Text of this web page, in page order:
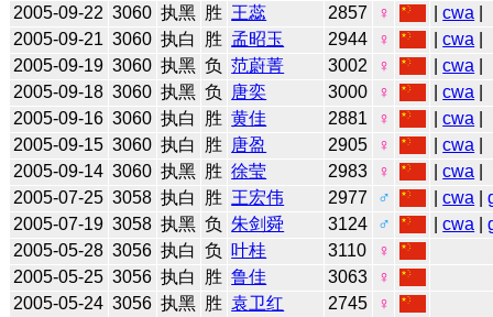
2005-09-22 3060 执黑 胜 王蕊 2857 ♀ |cwa
2005-09-21 3060 执白 胜 孟昭玉 2944 ♀ |cwa
2005-09-19 3060 执黑 负 范蔚菁 3002 ♀ |cwa
2005-09-18 3060 执黑 负 唐奕 3000 ♀ |cwa
2005-09-16 3060 执白 胜 黄佳 2881 ♀ |cwa
2005-09-15 3060 执白 胜 唐盈 2905 ♀ |cwa
2005-09-14 3060 执黑 胜 徐莹 2983 ♀ |cwa
2005-07-25 3058 执白 胜 王宏伟 2977 ♂ |cwa |
2005-07-19 3058 执黑 负 朱剑舜 3124 ♂ |cwa |
2005-05-28 3056 执白 负 叶桂 3110
♀
2005-05-25 3056 执白 胜 鲁佳 3063
♀
2005-05-24 3056 执黑 胜 袁卫红 2745
♀